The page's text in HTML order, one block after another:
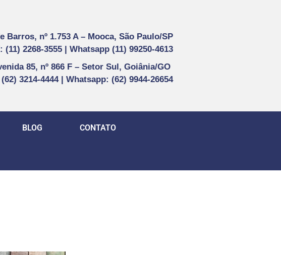
Barros, nº 1.753 A – Mooca, São Paulo/SP
(11) 2268-3555 | Whatsapp (11) 99250-4613
85, nº 866 F – Setor Sul, Goiânia/GO
3214-4444 | Whatsapp: (62) 9944-26654
BLOG CONTATO